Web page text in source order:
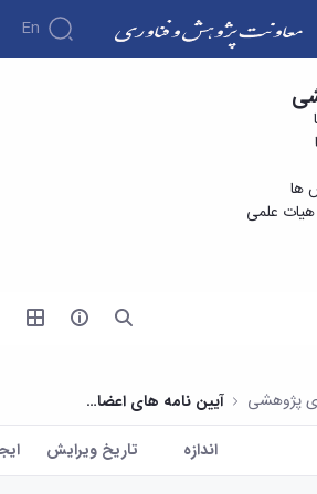
En
معاونت پژوهش و فناوری
ها
علمی
پژوهشی آیین نامه های اعضای هیات علمی
اندازه تاریخ ویرایش